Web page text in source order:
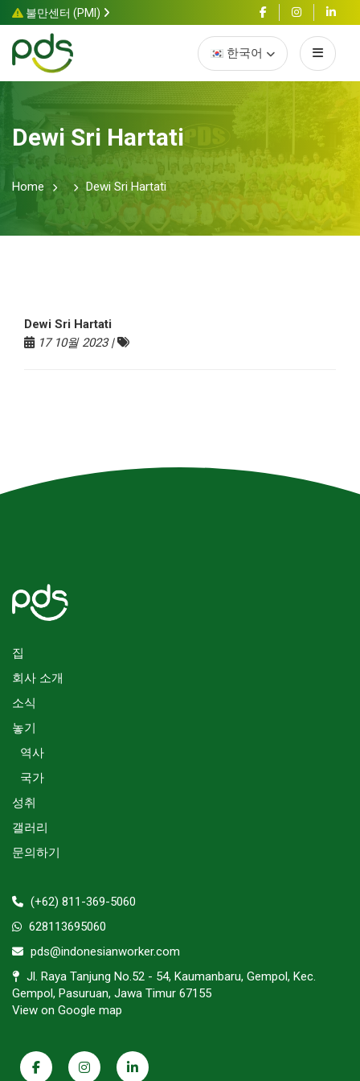
불만센터 (PMI)
한국어
Dewi Sri Hartati
Home Dewi Sri Hartati
Dewi Sri Hartati
17 10월 2023 |
집
회사 소개
소식
놓기
역사
국가
성취
갤러리
문의하기
(+62) 811-369-5060
628113695060
pds@indonesianworker.com
Jl. Raya Tanjung No.52 - 54, Kaumanbaru, Gempol, Kec.
Gempol, Pasuruan, Jawa Timur 67155
View on Google map